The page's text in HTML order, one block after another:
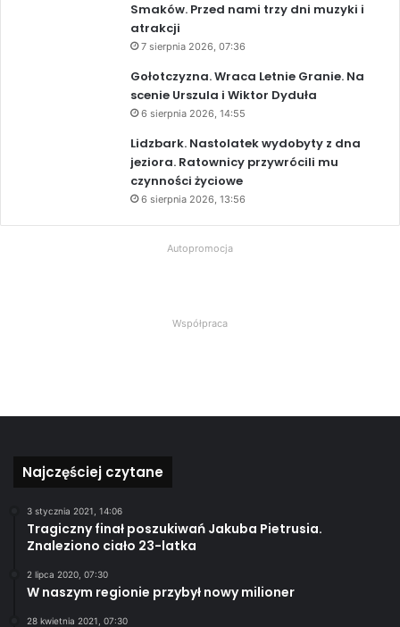
Smaków. Przed nami trzy dni muzyki i
atrakcji
7 sierpnia 2026, 07:36
Gołotczyzna. Wraca Letnie Granie. Na
scenie Urszula i Wiktor Dyduła
6 sierpnia 2026, 14:55
Lidzbark. Nastolatek wydobyty z dna
jeziora. Ratownicy przywrócili mu
czynności życiowe
6 sierpnia 2026, 13:56
Autopromocja
Współpraca
Najczęściej czytane
3 stycznia 2021, 14:06
Tragiczny finał poszukiwań Jakuba Pietrusia.
Znaleziono ciało 23-latka
2 lipca 2020, 07:30
W naszym regionie przybył nowy milioner
28 kwietnia 2021, 07:30